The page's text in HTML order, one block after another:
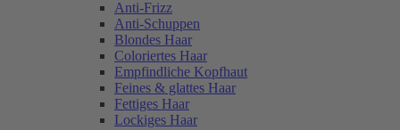
Anti-Frizz
Anti-Schuppen
Blondes Haar
Coloriertes Haar
Empfindliche Kopfhaut
Feines & glattes Haar
Fettiges Haar
Lockiges Haar